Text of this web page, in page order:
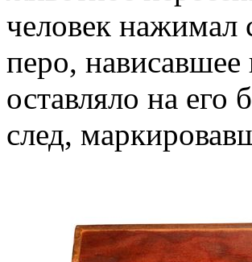
человек нажимал
перо,
оставляло на
след,